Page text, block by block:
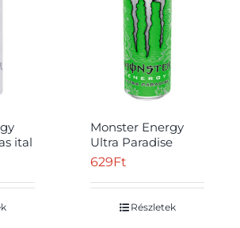
ital
ml
Monster Energy
Ultra Paradise
szénsavas ital
édesítőszerekkel
500 ml
629Ft
Részletek